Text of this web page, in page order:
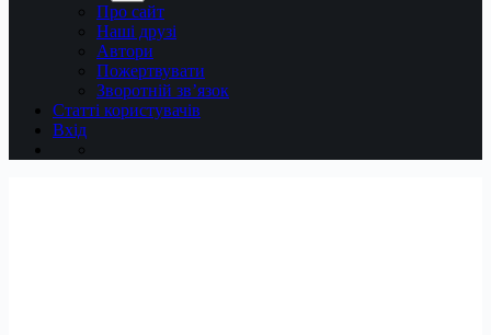
Про сайт
Наші друзі
Автори
Пожертвувати
Зворотній зв’язок
Статті користувачів
Вхід